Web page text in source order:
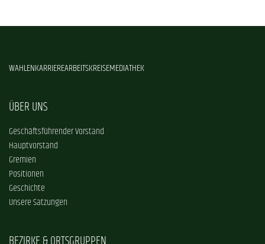
WAHLENKARRIEREARBEITSKREISEMEDIATHEK
ÜBER UNS
Geschäftsführender Vorstand
Hauptvorstand
Gremien
Positionen
Geschichte
Unsere Satzungen